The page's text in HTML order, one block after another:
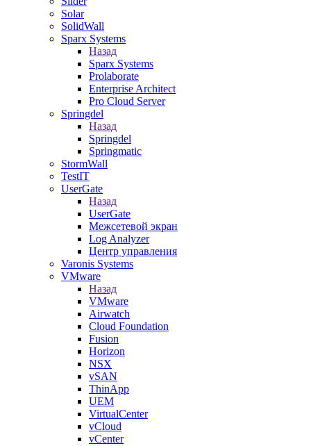
Solar
SolidWall
Sparx Systems
Назад
Sparx Systems
Prolaborate
Enterprise Architect
Pro Cloud Server
Springdel
Назад
Springdel
Springmatic
StormWall
TestIT
UserGate
Назад
UserGate
Межсетевой экран
Log Analyzer
Центр управления
Varonis Systems
VMware
Назад
VMware
Airwatch
Cloud Foundation
Fusion
Horizon
NSX
vSAN
ThinApp
UEM
VirtualCenter
vCloud
vCenter